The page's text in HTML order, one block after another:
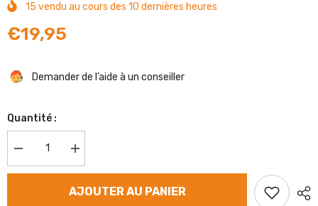
15 vendu au cours des 10 dernières heures
€19,95
Demander de l’aide à un conseiller
Quantité :
Diminuer
la
quantité
Augmenter
la
quantité
de
Câble
AJOUTER AU PANIER